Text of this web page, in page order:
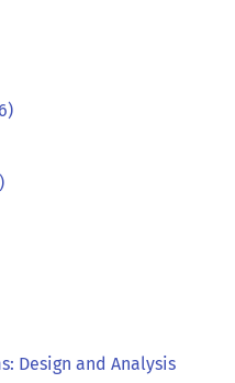
Design and Analysis